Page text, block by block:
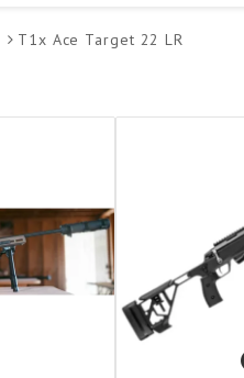
T1x Ace Target 22 LR